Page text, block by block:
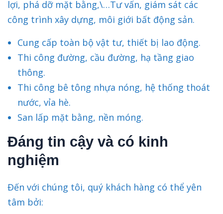
lợi, phá dỡ mặt bằng,\…Tư vấn, giám sát các
công trình xây dựng, môi giới bất động sản.
Cung cấp toàn bộ vật tư, thiết bị lao động.
Thi công đường, cầu đường, hạ tầng giao
thông.
Thi công bê tông nhựa nóng, hệ thống thoát
nước, vỉa hè.
San lấp mặt bằng, nền móng.
Đáng tin cậy và có kinh
nghiệm
Đến với chúng tôi, quý khách hàng có thể yên
tâm bởi: